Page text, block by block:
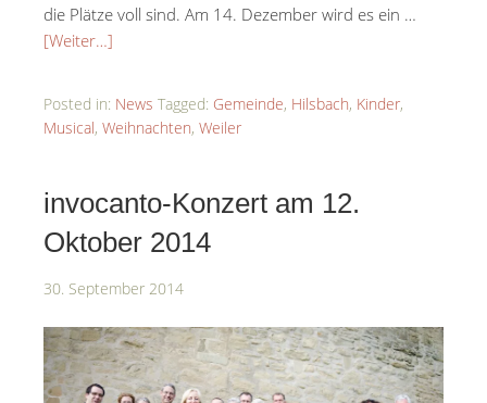
die Plätze voll sind. Am 14. Dezember wird es ein …
[Weiter…]
Posted in: News Tagged: Gemeinde, Hilsbach, Kinder,
Musical, Weihnachten, Weiler
invocanto-Konzert am 12.
Oktober 2014
30. September 2014